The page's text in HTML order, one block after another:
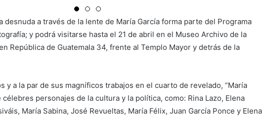
desnuda a través de la lente de María García forma parte del Programa
y podrá visitarse hasta el 21 de abril en el Museo Archivo de la
República de Guatemala 34, frente al Templo Mayor y detrás de la
y a la par de sus magníficos trabajos en el cuarto de revelado, “María
célebres personajes de la cultura y la política, como: Rina Lazo, Elena
María Sabina, José Revueltas, María Félix, Juan García Ponce y Elena